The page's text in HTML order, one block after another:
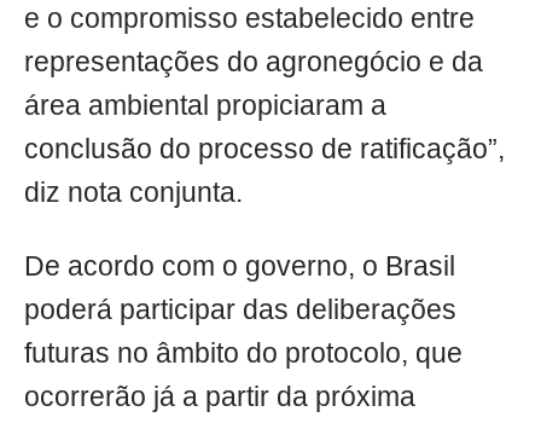
e o compromisso estabelecido entre
representações do agronegócio e da
área ambiental propiciaram a
conclusão do processo de ratificação”,
diz nota conjunta.
De acordo com o governo, o Brasil
poderá participar das deliberações
futuras no âmbito do protocolo, que
ocorrerão já a partir da próxima